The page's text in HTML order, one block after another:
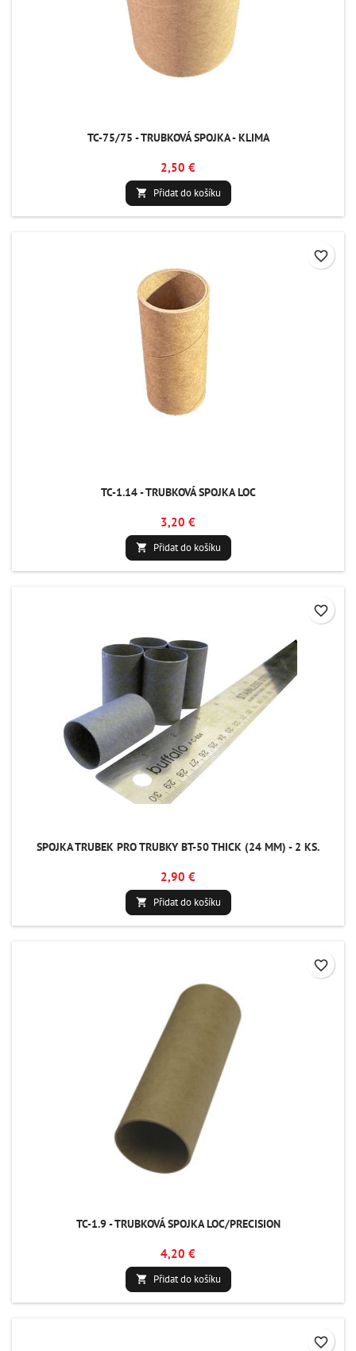
TC-75/75 - TRUBKOVÁ SPOJKA - KLIMA
2,50 €
 Přidat do košíku
TC-1.14 - TRUBKOVÁ SPOJKA LOC
3,20 €
 Přidat do košíku
favorite_border
SPOJKA TRUBEK PRO TRUBKY BT-50 THICK (24 MM) - 2 KS.
2,90 €
 Přidat do košíku
favorite_border
TC-1.9 - TRUBKOVÁ SPOJKA LOC/PRECISION
4,20 €
 Přidat do košíku
favorite_border
favorite_border